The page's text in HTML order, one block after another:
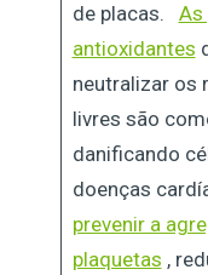
de placas. As
antioxidantes
neutralizar os
livres são
danificando
doenças
prevenir a
plaquetas ,